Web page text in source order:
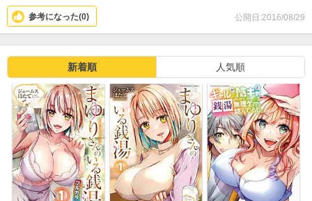
方も、団地妻欲しくなりました(笑)あ、OLさんも可愛かったです！
公開日:2016/08/29
参考になった(0)
新着順 人気順